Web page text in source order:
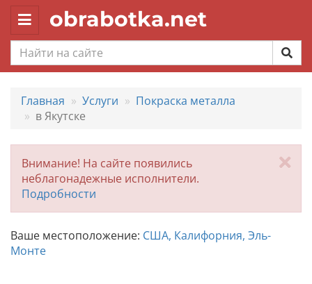
Toggle
navigation
obrabotka.net
Главная Услуги
Покраска металла
в Якутске
Внимание! На сайте появились
неблагонадежные исполнители.
Подробности
Ваше местоположение: США, Калифорния, Эль-
Монте